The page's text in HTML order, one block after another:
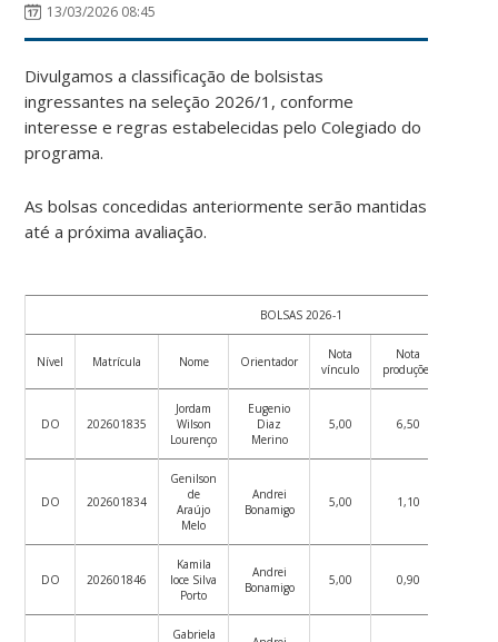
13/03/2026 08:45
Divulgamos a classificação de bolsistas
ingressantes na seleção 2026/1, conforme
interesse e regras estabelecidas pelo Colegiado do
programa.
As bolsas concedidas anteriormente serão mantidas
até a próxima avaliação.
BOLSAS 2026-1
Nível Matrícula Nome Orientador
Nota
vínculo
Nota
produções
DO 202601835
Jordam
Wilson
Lourenço
Eugenio
Diaz
Merino
5,00 6,50
DO 202601834
Genilson
de
Araújo
Melo
Andrei
Bonamigo
5,00 1,10
DO 202601846
Kamila
Ioce Silva
Porto
Andrei
Bonamigo
5,00 0,90
Gabriela